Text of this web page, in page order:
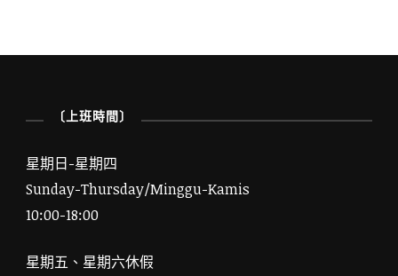
〔上班時間〕
星期日-星期四
Sunday-Thursday/Minggu-Kamis
10:00-18:00
星期五、星期六休假